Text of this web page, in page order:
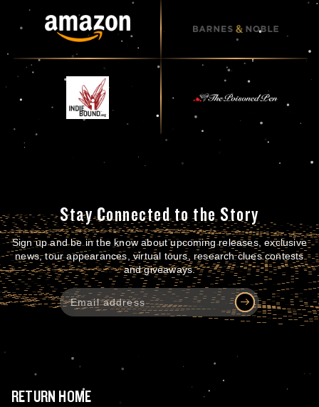
Stay Connected to the Story
Sign up and be in the know about upcoming releases, exclusive
news, tour appearances, virtual tours, research clues contests
and giveaways.
RETURN HOME